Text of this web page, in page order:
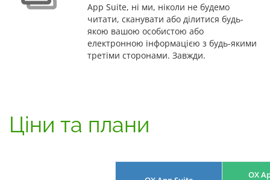
App Suite, ні ми, ніколи не будемо
читати, сканувати або ділитися будь-
якою вашою особистою або
електронною інформацією з будь-якими
третіми сторонами. Завжди.
Ціни та плани
OX